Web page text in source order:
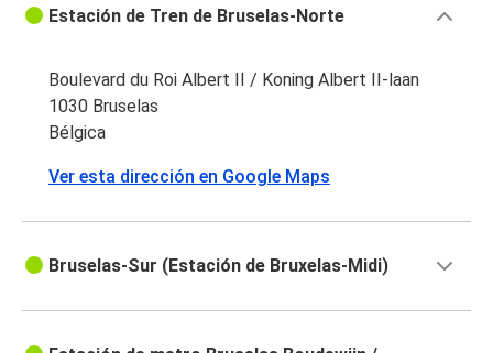
Estación de Tren de Bruselas-Norte
Boulevard du Roi Albert II / Koning Albert II-laan
1030 Bruselas
Bélgica
Ver esta dirección en Google Maps
Bruselas-Sur (Estación de Bruxelas-Midi)